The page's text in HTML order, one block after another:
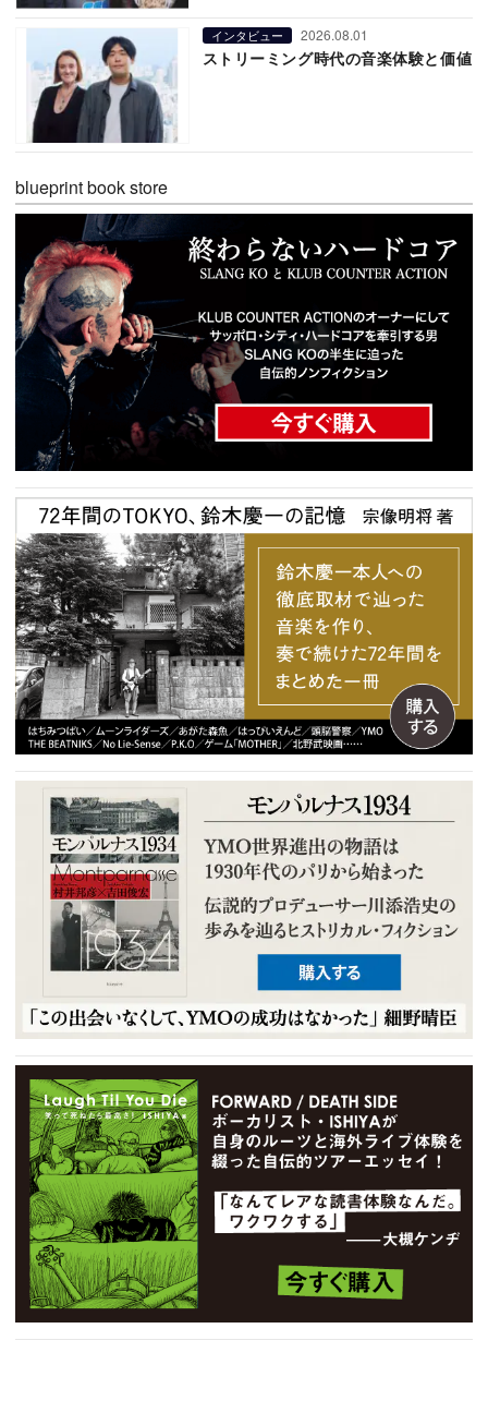
インタビュー 2026.08.01
ストリーミング時代の音楽体験と価値
blueprint book store